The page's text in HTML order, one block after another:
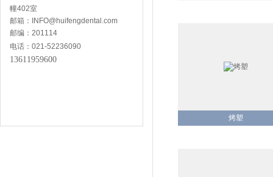
幢402室
邮箱：
INFO@huifengdental.com
邮编：201114
电话：021-52236090
13611959600
烤塑